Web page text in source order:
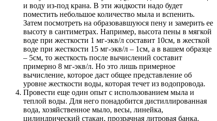
и воду из-под крана. В эти жидкости надо будет
поместить небольшое количество мыла и вспенить.
Затем посмотреть на образовавшуюся пену и замерить ее
высоту в сантиметрах. Например, высота пены в мягкой
воде при жесткости 1 мг-экв/л составит 10см, в жесткой
воде при жесткости 15 мг-экв/л – 1см, а в вашем образце
– 5см, то жесткость после вычислений составит
примерно 8 мг-экв/л. Но это лишь примерное
вычисление, которое даст общее представление об
уровне жесткости воды, которая течет из водопровода.
Провести еще один опыт с использованием мыла и
теплой воды. Для него понадобится дистиллированная
вода, хозяйственное мыло, весы, линейка,
цилиндрический стакан, прозрачная литровая банка.